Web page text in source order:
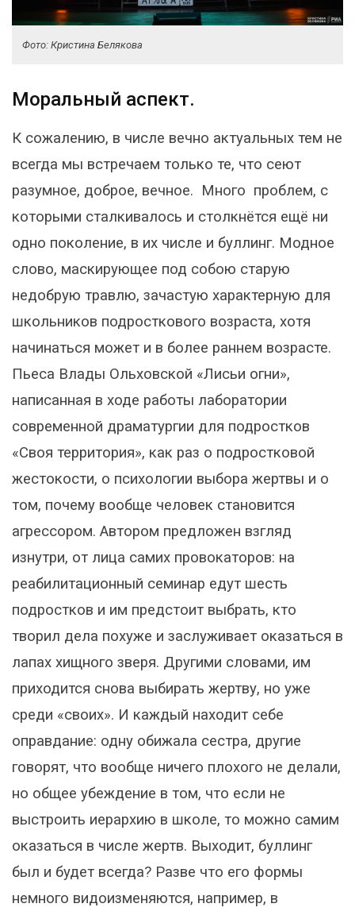
Фото: Кристина Белякова
Моральный аспект.
К сожалению, в числе вечно актуальных тем не
всегда мы встречаем только те, что сеют
разумное, доброе, вечное. Много проблем, с
которыми сталкивалось и столкнётся ещё ни
одно поколение, в их числе и буллинг. Модное
слово, маскирующее под собою старую
недобрую травлю, зачастую характерную для
школьников подросткового возраста, хотя
начинаться может и в более раннем возрасте.
Пьеса Влады Ольховской «Лисьи огни»,
написанная в ходе работы лаборатории
современной драматургии для подростков
«Своя территория», как раз о подростковой
жестокости, о психологии выбора жертвы и о
том, почему вообще человек становится
агрессором. Автором предложен взгляд
изнутри, от лица самих провокаторов: на
реабилитационный семинар едут шесть
подростков и им предстоит выбрать, кто
творил дела похуже и заслуживает оказаться в
лапах хищного зверя. Другими словами, им
приходится снова выбирать жертву, но уже
среди «своих». И каждый находит себе
оправдание: одну обижала сестра, другие
говорят, что вообще ничего плохого не делали,
но общее убеждение в том, что если не
выстроить иерархию в школе, то можно самим
оказаться в числе жертв. Выходит, буллинг
был и будет всегда? Разве что его формы
немного видоизменяются, например, в